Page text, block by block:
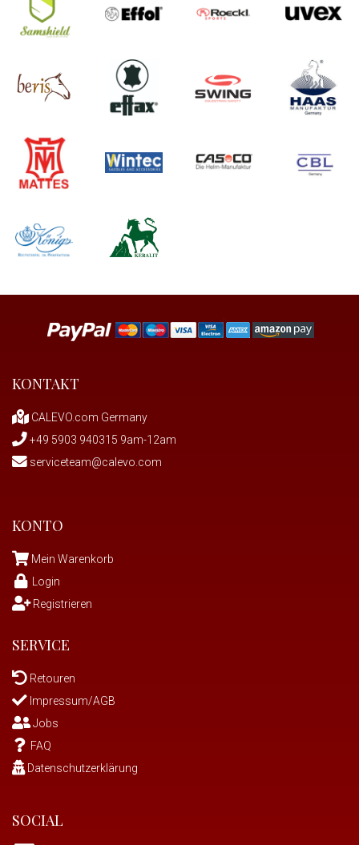
KONTAKT
CALEVO.com Germany
+49 5903 940315 9am-12am
serviceteam@calevo.com
KONTO
Mein Warenkorb
Login
Registrieren
SERVICE
Retouren
Impressum/AGB
Jobs
FAQ
Datenschutzerklärung
SOCIAL